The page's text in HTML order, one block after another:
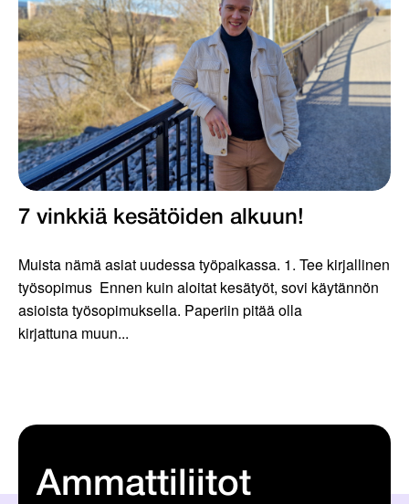
7 vinkkiä kesätöiden alkuun!
Muista nämä asiat uudessa työpaikassa. 1. Tee kirjallinen
työsopimus Ennen kuin aloitat kesätyöt, sovi käytännön
asioista työsopimuksella. Paperiin pitää olla
kirjattuna muun...
Ammattiliitot